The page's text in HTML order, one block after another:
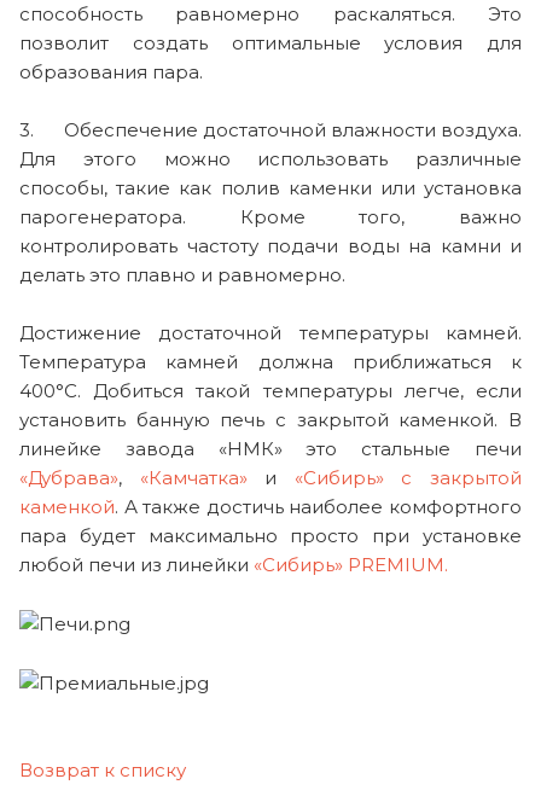
способность равномерно раскаляться. Это
позволит создать оптимальные условия для
образования пара.
3. Обеспечение достаточной влажности воздуха.
Для этого можно использовать различные
способы, такие как полив каменки или установка
парогенератора. Кроме того, важно
контролировать частоту подачи воды на камни и
делать это плавно и равномерно.
Достижение достаточной температуры камней.
Температура камней должна приближаться к
400°С. Добиться такой температуры легче, если
установить банную печь с закрытой каменкой. В
линейке завода «НМК» это стальные печи
«Дубрава», «Камчатка» и «Сибирь» с закрытой
каменкой. А также достичь наиболее комфортного
пара будет максимально просто при установке
любой печи из линейки «Сибирь» PREMIUM.
Возврат к списку